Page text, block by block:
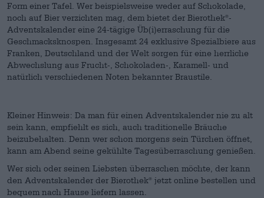
Form einer Tafel. Wer beispielsweise weder auf Schokolade,
noch auf Bier verzichten mag, dem bietet der Bierothek® -
Adventskalender eine 24-tägige Üb(i)erraschung für die
Geschmacksknospen. Insgesamt 24 exklusive Spezialbiere aus
Franken, Deutschland und der Welt sorgen für eine herrliche
Abwechslung aus Frucht-, Schokoladen-, Karamell- und
natürlich verschiedenen Noten bekannter Braustile.
Kleiner Hinweis: Da man für einen Adventskalender nie zu alt
sein kann, empfiehlt es sich, auch traditionelle Bräuche
beizubehalten. Denn wer schon morgens sein Türchen öffnet,
kann am Abend seine gekühlte Tagesüberraschung genießen.
Wer sich oder seinen Liebsten überraschen möchte, der kann
den Adventskalender der Bierothek®
jetzt online bestellen und
bequem nach Hause liefern lassen.